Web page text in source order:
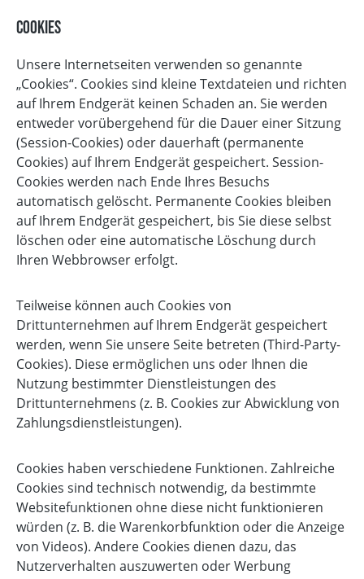
Cookies
Unsere Internetseiten verwenden so genannte
„Cookies“. Cookies sind kleine Textdateien und richten
auf Ihrem Endgerät keinen Schaden an. Sie werden
entweder vorübergehend für die Dauer einer Sitzung
(Session-Cookies) oder dauerhaft (permanente
Cookies) auf Ihrem Endgerät gespeichert. Session-
Cookies werden nach Ende Ihres Besuchs
automatisch gelöscht. Permanente Cookies bleiben
auf Ihrem Endgerät gespeichert, bis Sie diese selbst
löschen oder eine automatische Löschung durch
Ihren Webbrowser erfolgt.
Teilweise können auch Cookies von
Drittunternehmen auf Ihrem Endgerät gespeichert
werden, wenn Sie unsere Seite betreten (Third-Party-
Cookies). Diese ermöglichen uns oder Ihnen die
Nutzung bestimmter Dienstleistungen des
Drittunternehmens (z. B. Cookies zur Abwicklung von
Zahlungsdienstleistungen).
Cookies haben verschiedene Funktionen. Zahlreiche
Cookies sind technisch notwendig, da bestimmte
Websitefunktionen ohne diese nicht funktionieren
würden (z. B. die Warenkorbfunktion oder die Anzeige
von Videos). Andere Cookies dienen dazu, das
Nutzerverhalten auszuwerten oder Werbung